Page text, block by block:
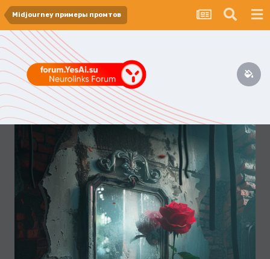
Midjourney примеры промтов